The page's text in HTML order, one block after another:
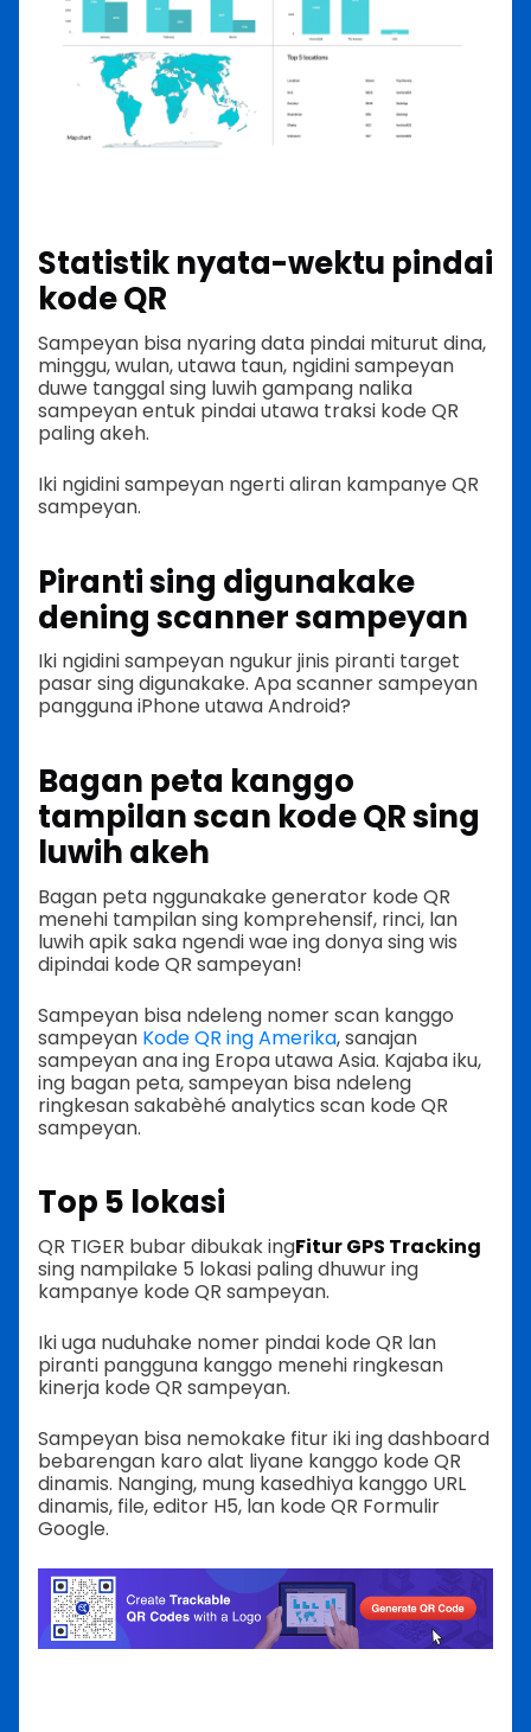
Statistik nyata-wektu pindai
kode QR
Sampeyan bisa nyaring data pindai miturut dina,
minggu, wulan, utawa taun, ngidini sampeyan
duwe tanggal sing luwih gampang nalika
sampeyan entuk pindai utawa traksi kode QR
paling akeh.
Iki ngidini sampeyan ngerti aliran kampanye QR
sampeyan.
Piranti sing digunakake
dening scanner sampeyan
Iki ngidini sampeyan ngukur jinis piranti target
pasar sing digunakake. Apa scanner sampeyan
pangguna iPhone utawa Android?
Bagan peta kanggo
tampilan scan kode QR sing
luwih akeh
Bagan peta nggunakake generator kode QR
menehi tampilan sing komprehensif, rinci, lan
luwih apik saka ngendi wae ing donya sing wis
dipindai kode QR sampeyan!
Sampeyan bisa ndeleng nomer scan kanggo
sampeyan Kode QR ing Amerika, sanajan
sampeyan ana ing Eropa utawa Asia. Kajaba iku,
ing bagan peta, sampeyan bisa ndeleng
ringkesan sakabèhé analytics scan kode QR
sampeyan.
Top 5 lokasi
QR TIGER bubar dibukak ingFitur GPS Tracking
sing nampilake 5 lokasi paling dhuwur ing
kampanye kode QR sampeyan.
Iki uga nuduhake nomer pindai kode QR lan
piranti pangguna kanggo menehi ringkesan
kinerja kode QR sampeyan.
Sampeyan bisa nemokake fitur iki ing dashboard
bebarengan karo alat liyane kanggo kode QR
dinamis. Nanging, mung kasedhiya kanggo URL
dinamis, file, editor H5, lan kode QR Formulir
Google.